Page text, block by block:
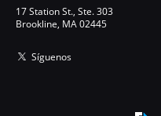
17 Station St., Ste. 303
Brookline, MA 02445
Síguenos